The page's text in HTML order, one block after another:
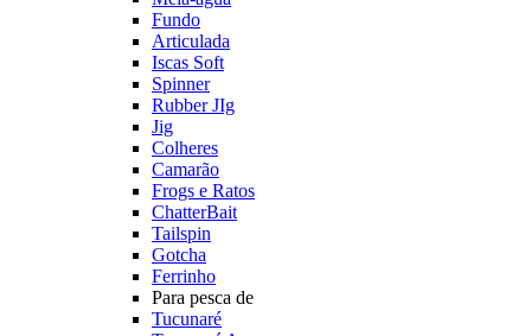
Fundo
Articulada
Iscas Soft
Spinner
Rubber JIg
Jig
Colheres
Camarão
Frogs e Ratos
ChatterBait
Tailspin
Gotcha
Ferrinho
Para pesca de
Tucunaré